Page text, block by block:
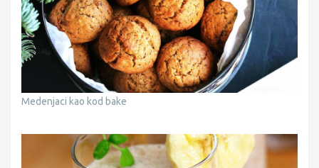
Medenjaci kao kod bake